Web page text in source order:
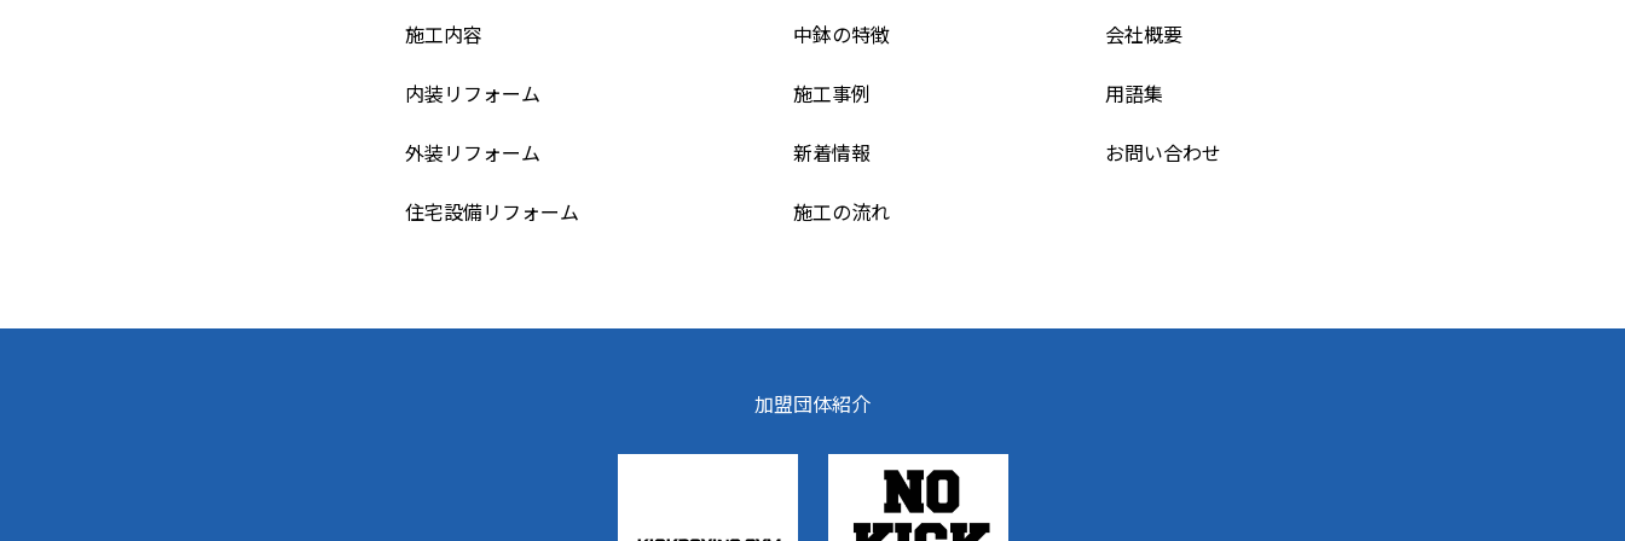
施工内容
内装リフォーム
外装リフォーム
住宅設備リフォーム
中鉢の特徴
施工事例
新着情報
施工の流れ
会社概要
用語集
お問い合わせ
加盟団体紹介